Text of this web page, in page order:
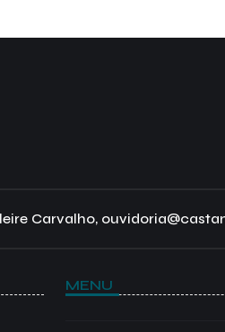
Carvalho,
MENU